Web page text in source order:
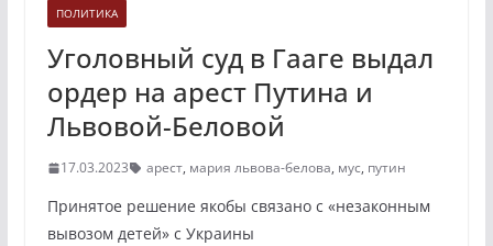
ПОЛИТИКА
Уголовный суд в Гааге выдал
ордер на арест Путина и
Львовой-Беловой
17.03.2023 арест, мария львова-белова, мус, путин
Принятое решение якобы связано с «незаконным
вывозом детей» с Украины